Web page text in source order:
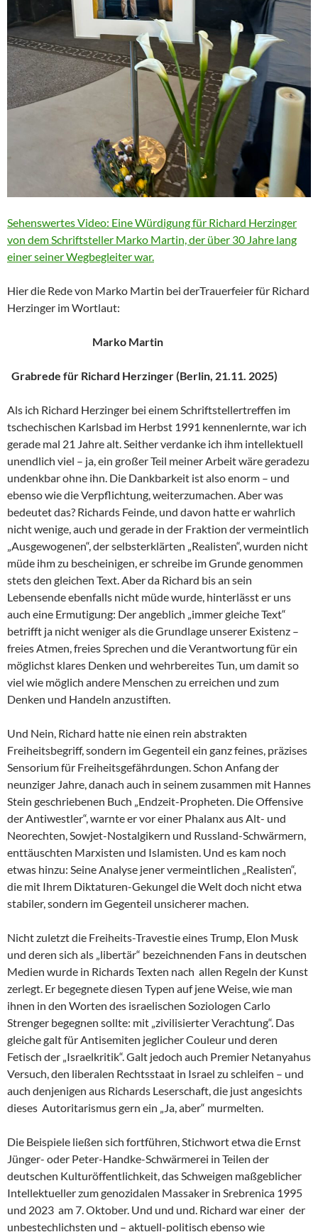
Sehenswertes Video: Eine Würdigung für Richard Herzinger
von dem Schriftsteller Marko Martin, der über 30 Jahre lang
einer seiner Wegbegleiter war.
Hier die Rede von Marko Martin bei derTrauerfeier für Richard
Herzinger im Wortlaut:
Marko Martin
Grabrede für Richard Herzinger (Berlin, 21.11. 2025)
Als ich Richard Herzinger bei einem Schriftstellertreffen im
tschechischen Karlsbad im Herbst 1991 kennenlernte, war ich
gerade mal 21 Jahre alt. Seither verdanke ich ihm intellektuell
unendlich viel – ja, ein großer Teil meiner Arbeit wäre geradezu
undenkbar ohne ihn. Die Dankbarkeit ist also enorm – und
ebenso wie die Verpflichtung, weiterzumachen. Aber was
bedeutet das? Richards Feinde, und davon hatte er wahrlich
nicht wenige, auch und gerade in der Fraktion der vermeintlich
„Ausgewogenen“, der selbsterklärten „Realisten“, wurden nicht
müde ihm zu bescheinigen, er schreibe im Grunde genommen
stets den gleichen Text. Aber da Richard bis an sein
Lebensende ebenfalls nicht müde wurde, hinterlässt er uns
auch eine Ermutigung: Der angeblich „immer gleiche Text“
betrifft ja nicht weniger als die Grundlage unserer Existenz –
freies Atmen, freies Sprechen und die Verantwortung für ein
möglichst klares Denken und wehrbereites Tun, um damit so
viel wie möglich andere Menschen zu erreichen und zum
Denken und Handeln anzustiften.
Und Nein, Richard hatte nie einen rein abstrakten
Freiheitsbegriff, sondern im Gegenteil ein ganz feines, präzises
Sensorium für Freiheitsgefährdungen. Schon Anfang der
neunziger Jahre, danach auch in seinem zusammen mit Hannes
Stein geschriebenen Buch „Endzeit-Propheten. Die Offensive
der Antiwestler“, warnte er vor einer Phalanx aus Alt- und
Neorechten, Sowjet-Nostalgikern und Russland-Schwärmern,
enttäuschten Marxisten und Islamisten. Und es kam noch
etwas hinzu: Seine Analyse jener vermeintlichen „Realisten“,
die mit Ihrem Diktaturen-Gekungel die Welt doch nicht etwa
stabiler, sondern im Gegenteil unsicherer machen.
Nicht zuletzt die Freiheits-Travestie eines Trump, Elon Musk
und deren sich als „libertär“ bezeichnenden Fans in deutschen
Medien wurde in Richards Texten nach allen Regeln der Kunst
zerlegt. Er begegnete diesen Typen auf jene Weise, wie man
ihnen in den Worten des israelischen Soziologen Carlo
Strenger begegnen sollte: mit „zivilisierter Verachtung“. Das
gleiche galt für Antisemiten jeglicher Couleur und deren
Fetisch der „Israelkritik“. Galt jedoch auch Premier Netanyahus
Versuch, den liberalen Rechtsstaat in Israel zu schleifen – und
auch denjenigen aus Richards Leserschaft, die just angesichts
dieses Autoritarismus gern ein „Ja, aber“ murmelten.
Die Beispiele ließen sich fortführen, Stichwort etwa die Ernst
Jünger- oder Peter-Handke-Schwärmerei in Teilen der
deutschen Kulturöffentlichkeit, das Schweigen maßgeblicher
Intellektueller zum genozidalen Massaker in Srebrenica 1995
und 2023 am 7. Oktober. Und und und. Richard war einer der
unbestechlichsten und – aktuell-politisch ebenso wie